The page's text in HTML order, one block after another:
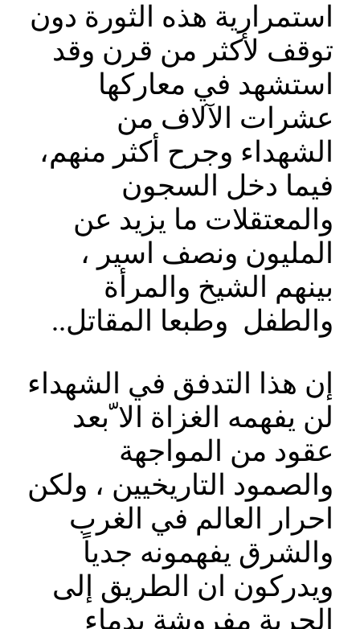
استمرارية هذه الثورة دون
توقف لأكثر من قرن وقد
استشهد في معاركها
عشرات الآلاف من
الشهداء وجرح أكثر منهم،
فيما دخل السجون
والمعتقلات ما يزيد عن
المليون ونصف اسير ،
بينهم الشيخ والمرأة
والطفل وطبعا المقاتل..
إن هذا التدفق في الشهداء
لن يفهمه الغزاة الا ّبعد
عقود من المواجهة
والصمود التاريخيين ، ولكن
احرار العالم في الغرب
والشرق يفهمونه جدياً
ويدركون ان الطريق إلى
الحرية مفروشة بدماء